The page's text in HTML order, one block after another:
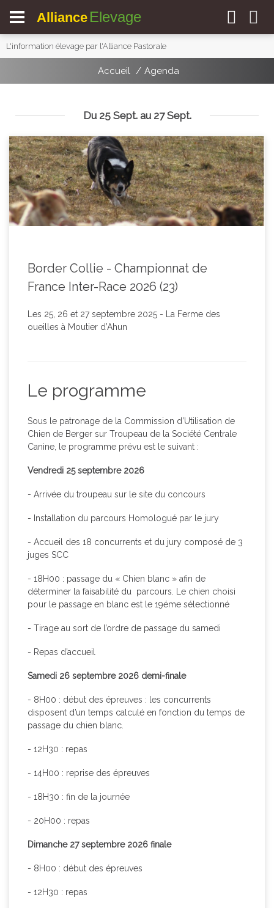
Alliance Elevage
L'information élevage par l'Alliance Pastorale
Accueil Agenda
Du 25 Sept. au 27 Sept.
Border Collie - Championnat de
France Inter-Race 2026 (23)
Les 25, 26 et 27 septembre 2025 - La Ferme des
oueilles à Moutier d’Ahun
Le programme
Sous le patronage de la Commission d’Utilisation de
Chien de Berger sur Troupeau de la Société Centrale
Canine, le programme prévu est le suivant :
Vendredi 25 septembre 2026
- Arrivée du troupeau sur le site du concours
- Installation du parcours Homologué par le jury
- Accueil des 18 concurrents et du jury composé de 3
juges SCC
- 18H00 : passage du « Chien blanc » afin de
déterminer la faisabilité du parcours. Le chien choisi
pour le passage en blanc est le 19éme sélectionné
- Tirage au sort de l’ordre de passage du samedi
- Repas d’accueil
Samedi 26 septembre 2026 demi-finale
- 8H00 : début des épreuves : les concurrents
disposent d’un temps calculé en fonction du temps de
passage du chien blanc.
- 12H30 : repas
- 14H00 : reprise des épreuves
- 18H30 : fin de la journée
- 20H00 : repas
Dimanche 27 septembre 2026 finale
- 8H00 : début des épreuves
- 12H30 : repas